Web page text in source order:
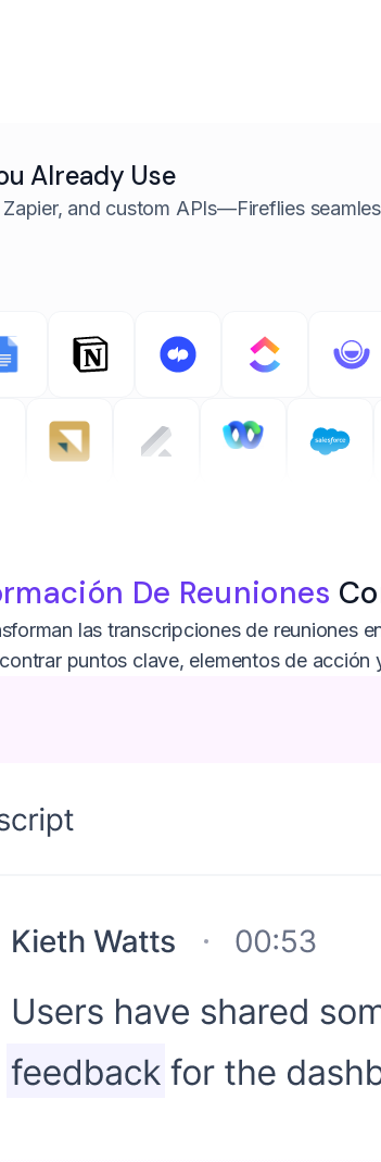
Already Use
and custom APIs—Fireflies
De Reuniones
las transcripciones de reuniones
puntos clave, elementos de